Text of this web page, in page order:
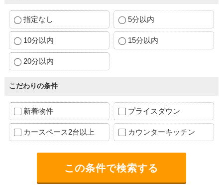
指定なし 5分以内
10分以内 15分以内
20分以内
こだわりの条件
新着物件 プライスダウン
カースペース2台以上 カウンターキッチン